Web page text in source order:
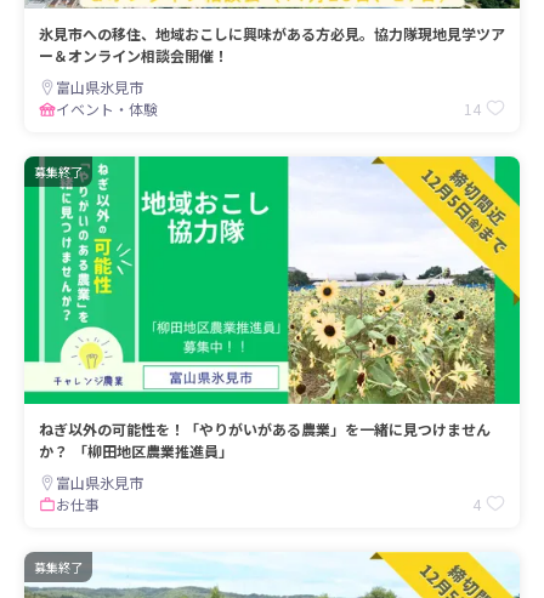
氷見市への移住、地域おこしに興味がある方必見。協力隊現地見学ツア
ー＆オンライン相談会開催！
富山県氷見市
イベント・体験
14
募集終了
ねぎ以外の可能性を！「やりがいがある農業」を一緒に見つけません
か？ 「柳田地区農業推進員」
富山県氷見市
お仕事
4
募集終了